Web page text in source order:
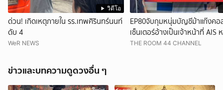
วิดีโอ
ด่วน! เกิดเหตุภายใน รร.เทพศิรินทร์นนท์
ดับ 4
WeR NEWS
EP80จับกุมหนุ่มบัญชีม้าแก๊งคอ
เซ็นเตอร์อ้างเป็นเจ้าหน้าที่ AIS
เสียหายสูญเงินกว่า 2.3 ล้านบ
THE ROOM 44 CHANNEL
ข่าวและบทความดูดวงอื่น ๆ